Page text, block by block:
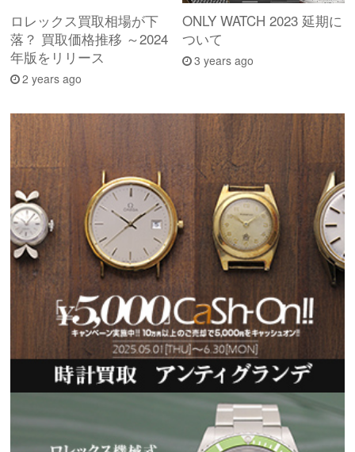
ロレックス買取相場が下
落？ 買取価格推移 ～2024
年版をリリース
2 years ago
ONLY WATCH 2023 延期に
ついて
3 years ago